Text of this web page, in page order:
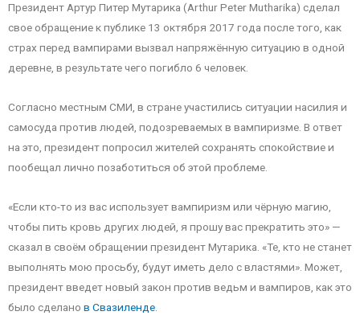
Президент Артур Питер Мутарика (Arthur Peter Mutharika) сделал
свое обращение к публике 13 октября 2017 года после того, как
страх перед вампирами вызвал напряжённую ситуацию в одной
деревне, в результате чего погибло 6 человек.
Согласно местным СМИ, в стране участились ситуации насилия и
самосуда против людей, подозреваемых в вампиризме. В ответ
на это, президент попросил жителей сохранять спокойствие и
пообещал лично позаботиться об этой проблеме.
«Если кто-то из вас использует вампиризм или чёрную магию,
чтобы пить кровь других людей, я прошу вас прекратить это» —
сказал в своём обращении президент Мутарика. «Те, кто не станет
выполнять мою просьбу, будут иметь дело с властями». Может,
президент введет новый закон против ведьм и вампиров, как это
было сделано в Свазиленде